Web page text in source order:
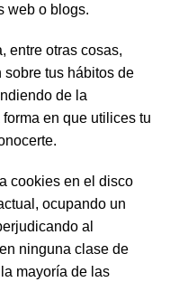
web o blogs.
entre otras cosas,
tus hábitos de
de la
en que utilices tu
cookies en el disco
ocupando un
al
ninguna clase de
mayoría de las